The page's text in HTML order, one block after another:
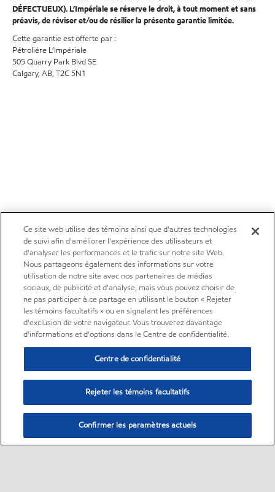
DÉFECTUEUX). L’Impériale se réserve le droit, à tout moment et sans
préavis, de réviser et/ou de résilier la présente garantie limitée.
Cette garantie est offerte par :
Pétroliére L’Impériale
505 Quarry Park Blvd SE
Calgary, AB, T2C 5N1
Ce site web utilise des témoins ainsi que d'autres technologies
de suivi afin d'améliorer l'expérience des utilisateurs et
d'analyser les performances et le trafic sur notre site Web.
Nous partageons également des informations sur votre
utilisation de notre site avec nos partenaires de médias
sociaux, de publicité et d'analyse, mais vous pouvez choisir de
ne pas participer à ce partage en utilisant le bouton « Rejeter
les témoins facultatifs » ou en signalant les préférences
d'exclusion de votre navigateur. Vous trouverez davantage
d'informations et d'options dans le Centre de confidentialité.
Centre de confidentialité
Rejeter les témoins facultatifs
Confirmer les paramètres actuels